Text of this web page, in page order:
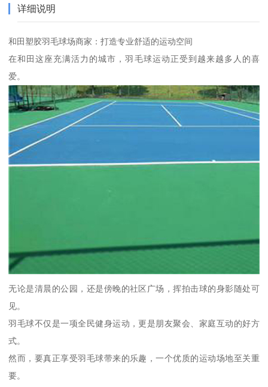
详细说明
和田塑胶羽毛球场商家：打造专业舒适的运动空间
在和田这座充满活力的城市，羽毛球运动正受到越来越多人的喜
爱。
无论是清晨的公园，还是傍晚的社区广场，挥拍击球的身影随处可
见。
羽毛球不仅是一项全民健身运动，更是朋友聚会、家庭互动的好方
式。
然而，要真正享受羽毛球带来的乐趣，一个优质的运动场地至关重
要。